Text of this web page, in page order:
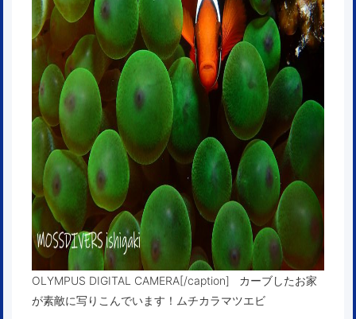
OLYMPUS DIGITAL CAMERA[/caption] カーブしたお家
が素敵に写りこんでいます！ムチカラマツエビ